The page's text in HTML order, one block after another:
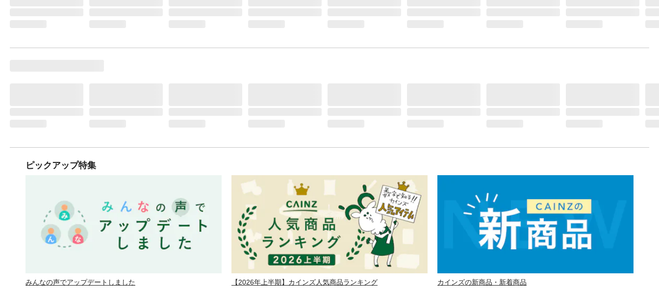
ピックアップ特集
みんなの声でアップデートしました 【2026年上半期】カインズ人気商品ランキング カインズの新商品・新着商品